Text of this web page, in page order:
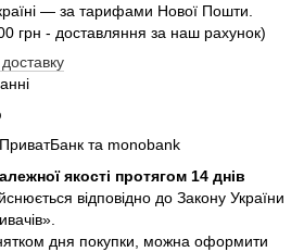
— за тарифами Нової Пошти.
грн - доставляння за наш рахунок)
та monobank
якості протягом 14 днів
відповідно до Закону України
дня покупки, можна оформити